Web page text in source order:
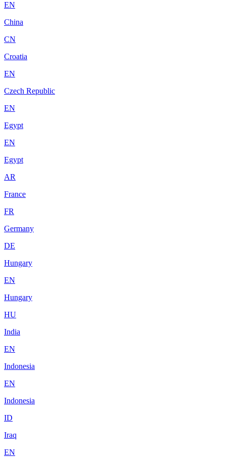
EN
China
CN
Croatia
EN
Czech Republic
EN
Egypt
EN
Egypt
AR
France
FR
Germany
DE
Hungary
EN
Hungary
HU
India
EN
Indonesia
EN
Indonesia
ID
Iraq
EN